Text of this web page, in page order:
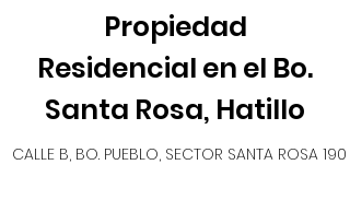
Propiedad
Residencial en el Bo.
Santa Rosa, Hatillo
CALLE B, BO. PUEBLO, SECTOR SANTA ROSA 190